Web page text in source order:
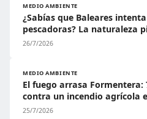
MEDIO AMBIENTE
¿Sabías que Baleares
pescadoras? La naturaleza
26/7/2026
MEDIO AMBIENTE
El fuego arrasa
contra un incendio agrícola
25/7/2026